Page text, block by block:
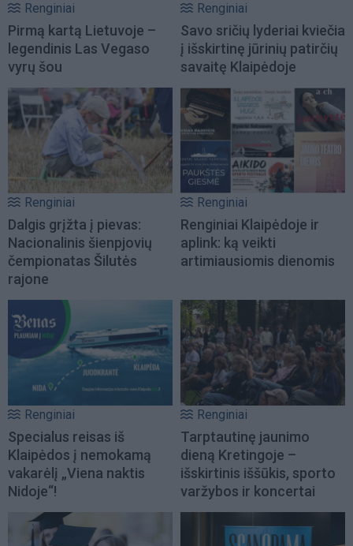
Renginiai
Pirmą kartą Lietuvoje –
legendinis Las Vegaso
vyrų šou
Renginiai
Savo sričių lyderiai kviečia
į išskirtinę jūrinių patirčių
savaitę Klaipėdoje
Renginiai
Dalgis grįžta į pievas:
Nacionalinis šienpjovių
čempionatas Šilutės
rajone
Renginiai
Renginiai Klaipėdoje ir
aplink: ką veikti
artimiausiomis dienomis
Renginiai
Specialus reisas iš
Klaipėdos į nemokamą
vakarėlį „Viena naktis
Nidoje“!
Renginiai
Tarptautinę jaunimo
dieną Kretingoje –
išskirtinis iššūkis, sporto
varžybos ir koncertai